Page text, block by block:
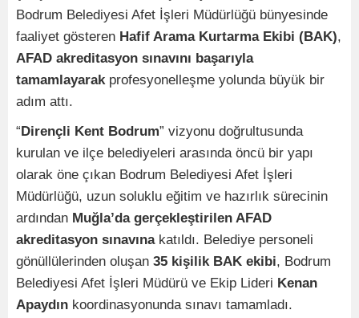
Bodrum Belediyesi Afet İşleri Müdürlüğü bünyesinde
faaliyet gösteren Hafif Arama Kurtarma Ekibi (BAK),
AFAD akreditasyon sınavını başarıyla
tamamlayarakprofesyonelleşme yolunda büyük bir
adım attı.
“Dirençli Kent Bodrum” vizyonu doğrultusunda
kurulan ve ilçe belediyeleri arasında öncü bir yapı
olarak öne çıkan Bodrum Belediyesi Afet İşleri
Müdürlüğü, uzun soluklu eğitim ve hazırlık sürecinin
ardından Muğla’da gerçekleştirilen AFAD
akreditasyon sınavınakatıldı. Belediye personeli
gönüllülerinden oluşan 35 kişilik BAK ekibi, Bodrum
Belediyesi Afet İşleri Müdürü ve Ekip Lideri Kenan
Apaydın koordinasyonunda sınavı tamamladı.